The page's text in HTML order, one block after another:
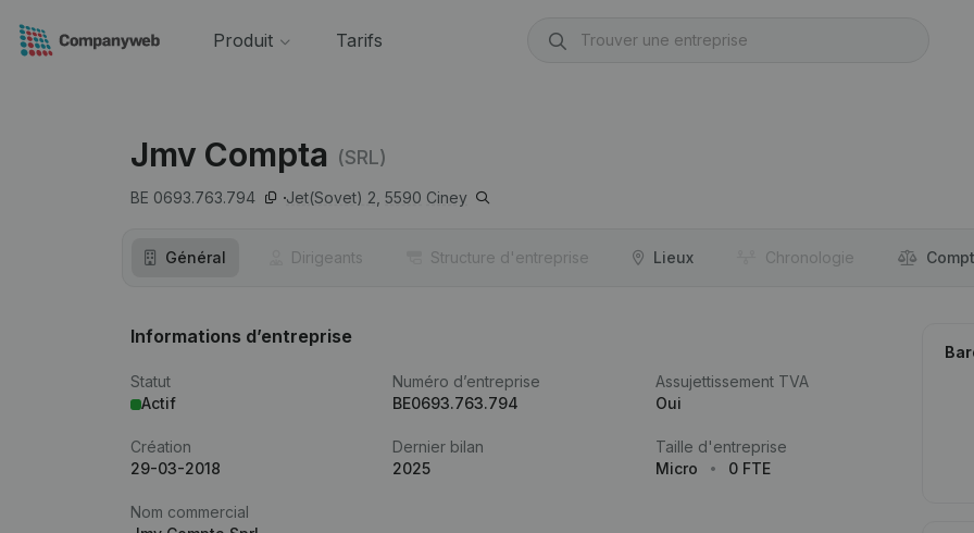
Produit Tarifs
Jmv Compta (SRL)
BE 0693.763.794 Jet(Sovet) 2, 5590 Ciney
Général Dirigeants Structure d'entreprise Lieux Chronologie
Informations d’entreprise
Statut
Actif
Numéro d’entreprise
BE0693.763.794
Assujettissement TVA
Oui
Création
29-03-2018
Dernier bilan
2025
Taille d'entreprise
Micro
0 FTE
Nom commercial